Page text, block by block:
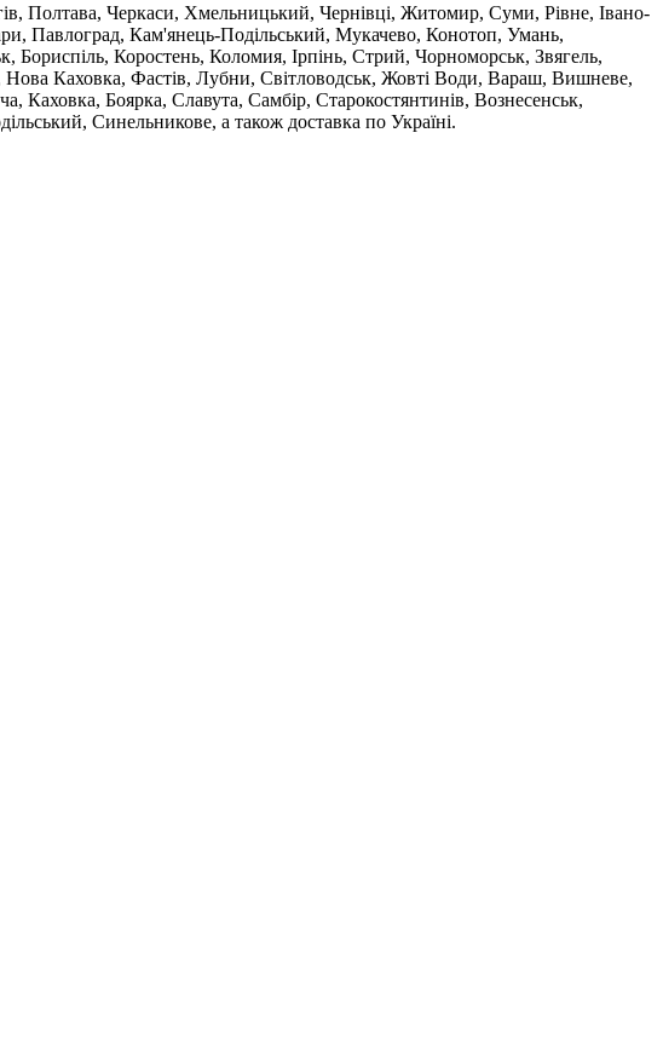
Полтава, Черкаси, Хмельницький, Чернівці, Житомир, Суми, Рівне, Івано-
Павлоград, Кам'янець-Подільський, Мукачево, Конотоп, Умань,
Коростень, Коломия, Ірпінь, Стрий, Чорноморськ, Звягель,
Каховка, Фастів, Лубни, Світловодськ, Жовті Води, Вараш, Вишневе,
Боярка, Славута, Самбір, Старокостянтинів, Вознесенськ,
Синельникове, а також доставка по Україні.